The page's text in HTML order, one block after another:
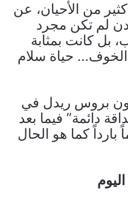
من الأحيان، عن
لم تكن مجرد
بل كانت بمثابة
الخوف… حياة سلام
بروس ريدل في
دائمة” فيما بعد
بارداً كما هو الحال
اليوم